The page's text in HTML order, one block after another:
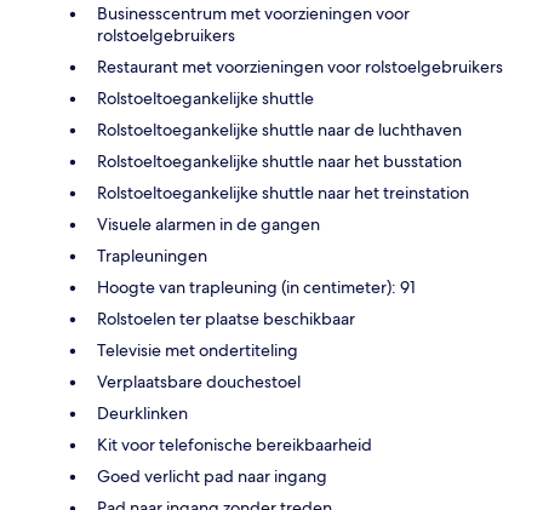
Businesscentrum met voorzieningen voor
rolstoelgebruikers
Restaurant met voorzieningen voor rolstoelgebruikers
Rolstoeltoegankelijke shuttle
Rolstoeltoegankelijke shuttle naar de luchthaven
Rolstoeltoegankelijke shuttle naar het busstation
Rolstoeltoegankelijke shuttle naar het treinstation
Visuele alarmen in de gangen
Trapleuningen
Hoogte van trapleuning (in centimeter): 91
Rolstoelen ter plaatse beschikbaar
Televisie met ondertiteling
Verplaatsbare douchestoel
Deurklinken
Kit voor telefonische bereikbaarheid
Goed verlicht pad naar ingang